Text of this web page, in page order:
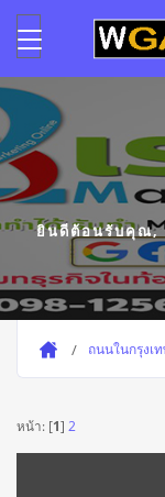
ยินดีต้อนรับคุณ,
ถนนในกรุงเ
หน้า: [1] 2